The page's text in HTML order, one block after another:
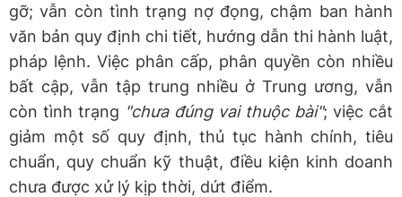
gỡ; vẫn còn tình trạng nợ đọng, chậm ban hành
văn bản quy định chi tiết, hướng dẫn thi hành luật,
pháp lệnh. Việc phân cấp, phân quyền còn nhiều
bất cập, vẫn tập trung nhiều ở Trung ương, vẫn
còn tình trạng "chưa đúng vai thuộc bài"; việc cắt
giảm một số quy định, thủ tục hành chính, tiêu
chuẩn, quy chuẩn kỹ thuật, điều kiện kinh doanh
chưa được xử lý kịp thời, dứt điểm.